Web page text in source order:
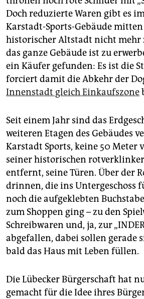
genossenschaft
epaper login
Doch reduzierte Waren gibt es
Karstadt-Sports-Gebäude
historischer Altstadt nicht mehr
das ganze Gebäude ist zu
ein Käufer gefunden: Es ist die
forciert damit die Abkehr der
Innenstadt gleich Einkaufszone
Seit einem Jahr sind das
weiteren Etagen des Gebäudes
Karstadt Sports, keine 50 Meter
seiner historischen
entfernt, seine Türen. Über der
drinnen, die ins Untergeschoss
noch die aufgeklebten
zum Shoppen ging – zu den
Schreibwaren und, ja, zur
abgefallen, dabei sollen gerade
bald das Haus mit Leben füllen.
Die Lübecker Bürgerschaft hat
gemacht für die Idee ihres